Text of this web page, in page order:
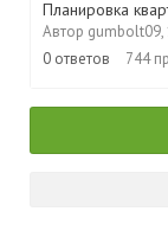
Планировка
Автор gumbolt09,
0 ответов 744